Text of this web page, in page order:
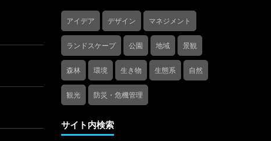
アイデア デザイン マネジメント
ランドスケープ 公園 地域 景観
森林 環境 生き物 生態系 自然
観光 防災・危機管理
サイト内検索